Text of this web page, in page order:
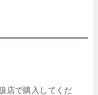
店で購入してくだ